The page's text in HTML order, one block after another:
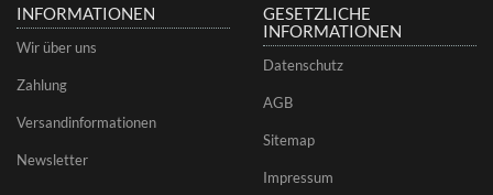
INFORMATIONEN
Wir über uns
Zahlung
Versandinformationen
Newsletter
GESETZLICHE
INFORMATIONEN
Datenschutz
AGB
Sitemap
Impressum